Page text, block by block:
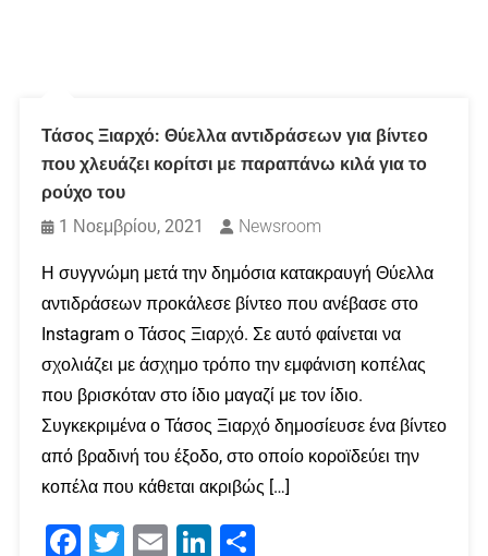
Τάσος Ξιαρχό: Θύελλα αντιδράσεων για βίντεο
που χλευάζει κορίτσι με παραπάνω κιλά για το
ρούχο του
1 Νοεμβρίου, 2021
Newsroom
Η συγγνώμη μετά την δημόσια κατακραυγή Θύελλα
αντιδράσεων προκάλεσε βίντεο που ανέβασε στο
Instagram ο Τάσος Ξιαρχό. Σε αυτό φαίνεται να
σχολιάζει με άσχημο τρόπο την εμφάνιση κοπέλας
που βρισκόταν στο ίδιο μαγαζί με τον ίδιο.
Συγκεκριμένα ο Τάσος Ξιαρχό δημοσίευσε ένα βίντεο
από βραδινή του έξοδο, στο οποίο κοροϊδεύει την
κοπέλα που κάθεται ακριβώς […]
Facebook
Twitter Email LinkedIn